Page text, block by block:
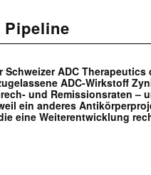
ADC Therapeutics
ADC-Wirkstoff
und Remissionsraten –
ein anderes
eine Weiterentwicklung